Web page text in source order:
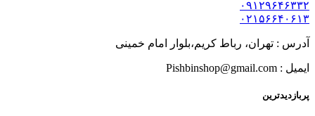
۰۹۱۲۹۶۴۶۳۳۲
۰۲۱۵۶۶۴۰۶۱۳
آدرس : تهران، رباط کریم،بلوار امام خمینی
ایمیل : Pishbinshop@gmail.com
پربازدیدترین